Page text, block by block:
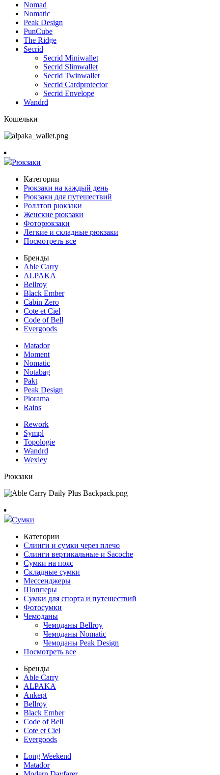
Nomad
Nomatic
Peak Design
PunCube
The Ridge
Secrid
Secrid Miniwallet
Secrid Slimwallet
Secrid Twinwallet
Secrid Cardprotector
Secrid Envelope
Wandrd
Кошельки
Рюкзаки
Категории
Рюкзаки на каждый день
Рюкзаки для путешествий
Роллтоп рюкзаки
Женские рюкзаки
Фоторюкзаки
Легкие и складные рюкзаки
Посмотреть все
Бренды
Able Carry
ALPAKA
Bellroy
Black Ember
Cabin Zero
Cote et Ciel
Code of Bell
Evergoods
Matador
Moment
Nomatic
Notabag
Pakt
Peak Design
Piorama
Rains
Rework
Sympl
Topologie
Wandrd
Wexley
Рюкзаки
Сумки
Категории
Слинги и сумки через плечо
Слинги вертикальные и Sacoche
Сумки на пояс
Складные сумки
Мессенджеры
Шопперы
Сумки для спорта и путешествий
Фотосумки
Чемоданы
Чемоданы Bellroy
Чемоданы Nomatic
Чемоданы Peak Design
Посмотреть все
Бренды
Able Carry
ALPAKA
Ankept
Bellroy
Black Ember
Code of Bell
Cote et Ciel
Evergoods
Long Weekend
Matador